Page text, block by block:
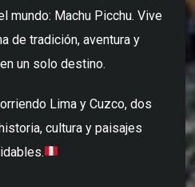
mundo: Machu Picchu. Vive
de tradición, aventura y
un solo destino.
Lima y Cuzco, dos
cultura y paisajes